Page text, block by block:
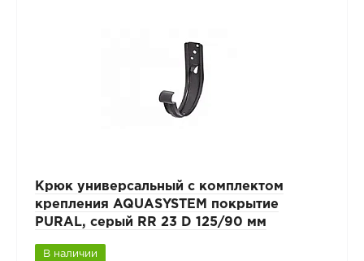
Крюк универсальный с комплектом
крепления AQUASYSTEM покрытие
PURAL, серый RR 23 D 125/90 мм
В наличии